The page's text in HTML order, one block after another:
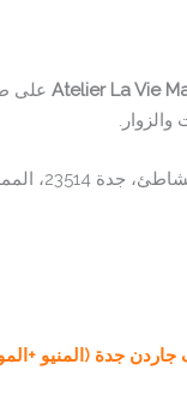
Atelier La Vie على
جدة (المنيو